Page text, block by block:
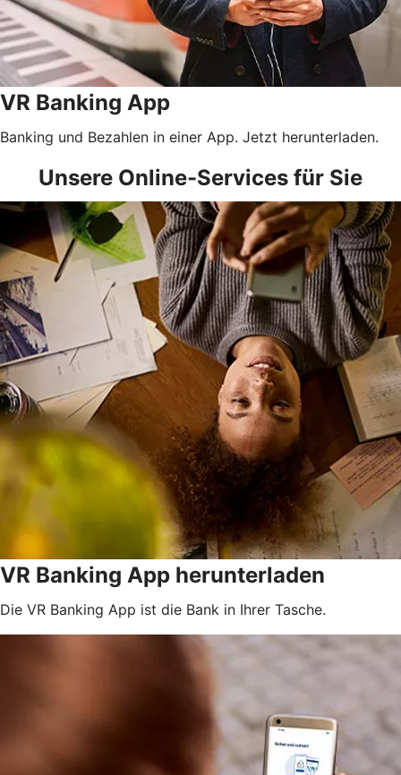
VR Banking App
Banking und Bezahlen in einer App. Jetzt herunterladen.
Unsere Online-Services für Sie
VR Banking App herunterladen
Die VR Banking App ist die Bank in Ihrer Tasche.